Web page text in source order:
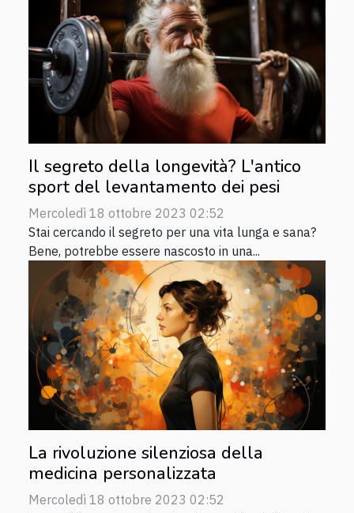
Il segreto della longevità? L'antico
sport del levantamento dei pesi
Mercoledì 18 ottobre 2023 02:52
Stai cercando il segreto per una vita lunga e sana?
Bene, potrebbe essere nascosto in una...
La rivoluzione silenziosa della
medicina personalizzata
Mercoledì 18 ottobre 2023 02:52